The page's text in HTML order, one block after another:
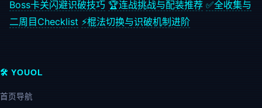
Boss卡关闪避识破技巧 🏆连战挑战与配装推荐 ✅全收集与
二周目Checklist ⚡棍法切换与识破机制进阶
🛠️ YOUOL
首页导航